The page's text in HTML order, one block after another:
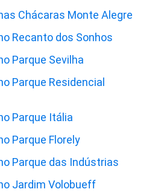
Chácaras Monte Alegre
Recanto dos Sonhos
Parque Sevilha
Parque Residencial
Parque Itália
Parque Florely
Parque das Indústrias
Jardim Volobueff